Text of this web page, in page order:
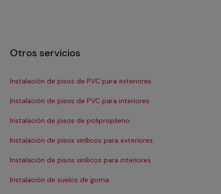
Otros servicios
Instalación de pisos de PVC para exteriores
Instalación de pisos de PVC para interiores
Instalación de pisos de polipropileno
Instalación de pisos vinílicos para exteriores
Instalación de pisos vinílicos para interiores
Instalación de suelos de goma